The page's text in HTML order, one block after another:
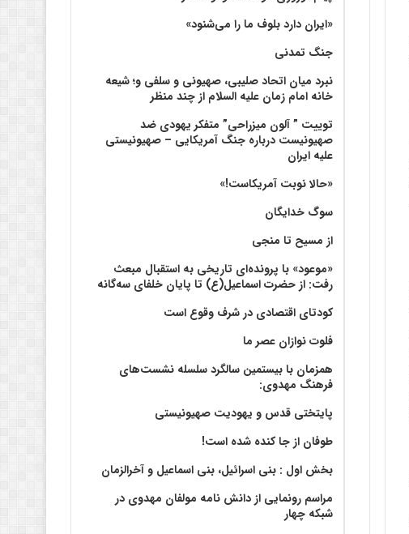
«ایران دارد بلوف ما را می‌شنود»
جنگ تمدنی
نبرد میان اتحاد صلیبی، صهیونی و سلفی و؛ شیعه
خانه امام زمان علیه السلام از چند منظر
توییت ” آلون میزراحی” متفکر یهودی ضد
صهیونیست درباره جنگ آمریکایی – صهیونیستی
علیه ایران
«حالا نوبت آمریکاست!»
سوگ خدایگان
از مسیح تا منجی
«موعود» با پرونده‌ای تاریخی به استقبال مبعث
رفت: از حضرت اسماعیل(ع) تا پایان خلفای سه‌گانه
کودتای اقتصادی در شرف وقوع است
فلوت نوازان عصر ما
همزمان با بیستمین سالگرد سلسله نشست‌های
فرهنگ مهدوی:‌
پایتختی قدس و یهودیت صهیونیستی
طوفان از جا کنده شده است!
بخش اول : بنی اسرائیل، بنی اسماعیل و آخرالزمان
مراسم رونمایی از دانش نامه مولفان مهدوی در
شبکه چهار